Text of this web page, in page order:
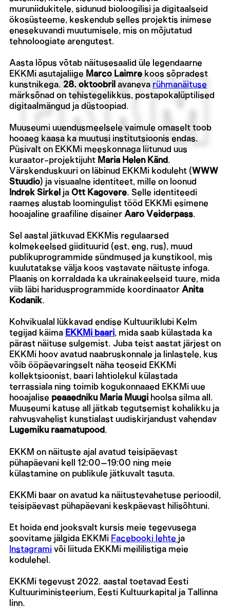
muruniidukitele, sidunud bioloogilisi ja digitaalseid
ökosüsteeme, keskendub selles projektis inimese
enesekuvandi muutumisele, mis on mõjutatud
tehnoloogiate arengutest.
Aasta lõpus võtab näitusesaalid üle legendaarne
EKKMi asutajaliige Marco Laimre koos sõpradest
kunstnikega. 28. oktoobril avaneva rühmanäituse
märksõnad on tehistegelikkus, postapokalüptilised
digitaalmängud ja düstoopiad.
Muuseumi uuendusmeelsele vaimule omaselt toob
hooaeg kaasa ka muutusi institutsioonis endas.
Püsivalt on EKKMi meeskonnaga liitunud uus
kuraator-projektijuht Maria Helen Känd .
Värskenduskuuri on läbinud EKKMi koduleht (WWW
Stuudio) ja visuaalne identiteet, mille on loonud
Indrek Sirkel ja Ott Kagovere. Selle identiteedi
raames alustab loomingulist tööd EKKMi esimene
hooajaline graafiline disainer Aaro Veiderpass.
Sel aastal jätkuvad EKKMis regulaarsed
kolmekeelsed giidituurid (est, eng, rus), muud
publikuprogrammide sündmused ja kunstikool, mis
kuulutatakse välja koos vastavate näituste infoga.
Plaanis on korraldada ka ukrainakeelseid tuure, mida
viib läbi haridusprogrammide koordinaator Anita
Kodanik.
Kohvikualal lükkavad endise Kultuuriklubi Kelm
tegijad käima EKKMi baari, mida saab külastada ka
pärast näituse sulgemist. Juba teist aastat järjest on
EKKMi hoov avatud naabruskonnale ja linlastele, kus
võib ööpäevaringselt näha teoseid EKKMi
kollektsioonist, baari lahtiolekul külastada
terrassiala ning toimib kogukonnaaed EKKMi uue
hooajalise peaaedniku Maria Muugi hoolsa silma all.
Muuseumi katuse all jätkab tegutsemist kohalikku ja
rahvusvahelist kunstialast uudiskirjandust vahendav
Lugemiku raamatupood .
EKKM on näituste ajal avatud teisipäevast
pühapäevani kell 12:00–19:00 ning meie
külastamine on publikule jätkuvalt tasuta.
EKKMi baar on avatud ka näitustevahetuse perioodil,
teisipäevast pühapäevani keskpäevast hilisõhtuni.
Et hoida end jooksvalt kursis meie tegevusega
soovitame jälgida EKKMi Facebooki lehte ja
Instagrami või liituda EKKMi meililistiga meie
kodulehel.
EKKMi tegevust 2022. aastal toetavad Eesti
Kultuuriministeerium, Eesti Kultuurkapital ja Tallinna
linn.